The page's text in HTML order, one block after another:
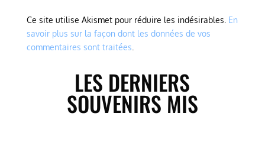
Ce site utilise Akismet pour réduire les indésirables. En
savoir plus sur la façon dont les données de vos
commentaires sont traitées
LES DERNIERS
SOUVENIRS MIS